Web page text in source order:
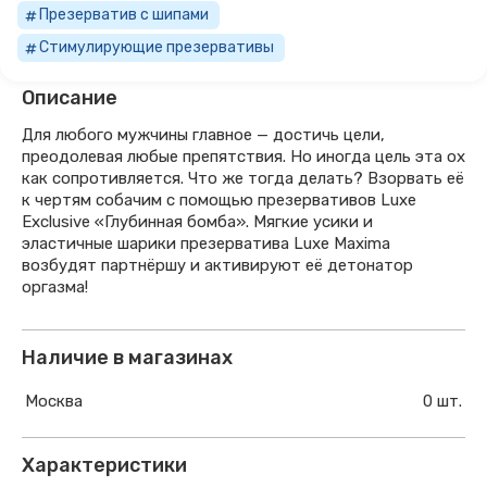
Презерватив с шипами
Стимулирующие презервативы
Описание
Для любого мужчины главное — достичь цели,
преодолевая любые препятствия. Но иногда цель эта ох
как сопротивляется. Что же тогда делать? Взорвать её
к чертям собачим с помощью презервативов Luxe
Exclusive «Глубинная бомба». Мягкие усики и
эластичные шарики презерватива Luxe Maxima
возбудят партнёршу и активируют её детонатор
оргазма!
Наличие в магазинах
Москва 0 шт.
Характеристики